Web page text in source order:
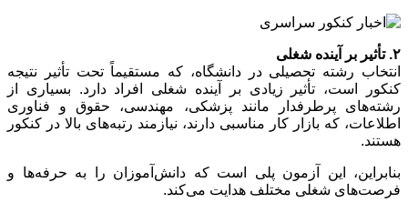
۲. تأثیر بر آینده شغلی
انتخاب رشته تحصیلی در دانشگاه، که مستقیماً تحت تأثیر نتیجه
کنکور است، تأثیر زیادی بر آینده شغلی افراد دارد. بسیاری از
رشته‌های پرطرفدار مانند پزشکی، مهندسی، حقوق و فناوری
اطلاعات، که بازار کار مناسبی دارند، نیازمند رتبه‌های بالا در کنکور
هستند.
بنابراین، این آزمون پلی است که دانش‌آموزان را به حرفه‌ها و
فرصت‌های شغلی مختلف هدایت می‌کند.